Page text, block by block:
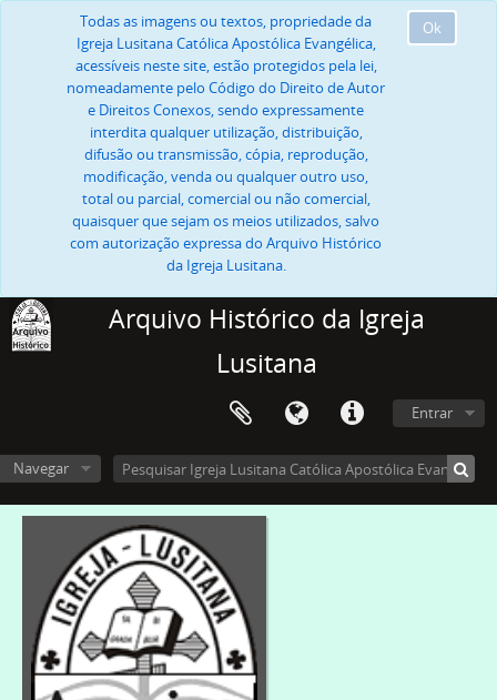
Ok
Todas as imagens ou textos, propriedade da
Igreja Lusitana Católica Apostólica Evangélica,
acessíveis neste site, estão protegidos pela lei,
nomeadamente pelo Código do Direito de Autor
e Direitos Conexos, sendo expressamente
interdita qualquer utilização, distribuição,
difusão ou transmissão, cópia, reprodução,
modificação, venda ou qualquer outro uso,
total ou parcial, comercial ou não comercial,
quaisquer que sejam os meios utilizados, salvo
com autorização expressa do Arquivo Histórico
da Igreja Lusitana.
Arquivo Histórico da Igreja
Lusitana
Entrar
Navegar